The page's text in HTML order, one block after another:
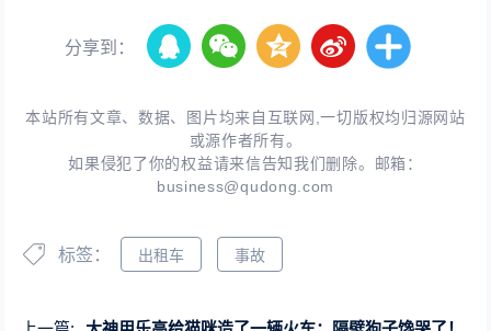
分享到：
本站所有文章、数据、图片均来自互联网,一切版权均归源网站
或源作者所有。
如果侵犯了你的权益请来信告知我们删除。邮箱：
business@qudong.com
标签： 出租车 事故